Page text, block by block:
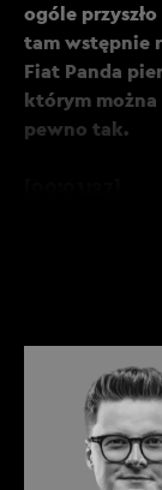
ogóle
tam wstępnie
Fiat Panda
którym można
pewno tak.
chociażby.
[00:01:36]
P. MIKICIUK: